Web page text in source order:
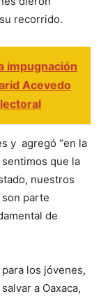
recorrido.
impugnación
Acevedo
y agregó “en la
que la
nuestros
parte
de
los jóvenes,
a Oaxaca,